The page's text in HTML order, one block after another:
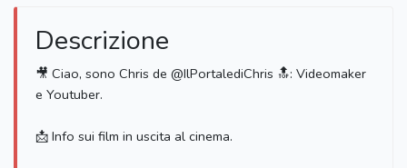
Descrizione
🎥 Ciao, sono Chris de @IlPortalediChris 🔝: Videomaker
e Youtuber.
📩 Info sui film in uscita al cinema.